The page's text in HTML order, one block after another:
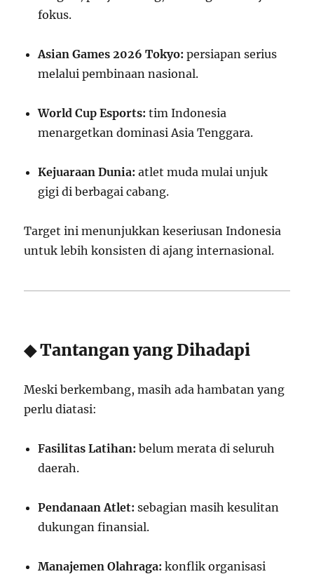
fokus.
Asian Games 2026 Tokyo: persiapan serius
melalui pembinaan nasional.
World Cup Esports: tim Indonesia
menargetkan dominasi Asia Tenggara.
Kejuaraan Dunia: atlet muda mulai unjuk
gigi di berbagai cabang.
Target ini menunjukkan keseriusan Indonesia
untuk lebih konsisten di ajang internasional.
◆ Tantangan yang Dihadapi
Meski berkembang, masih ada hambatan yang
perlu diatasi:
Fasilitas Latihan: belum merata di seluruh
daerah.
Pendanaan Atlet: sebagian masih kesulitan
dukungan finansial.
Manajemen Olahraga: konflik organisasi